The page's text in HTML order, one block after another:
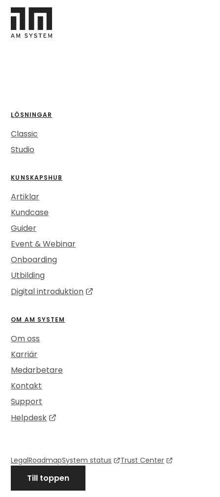
LÖSNINGAR
Classic
Studio
KUNSKAPSHUB
Artiklar
Kundcase
Guider
Event & Webinar
Onboarding
Utbilding
Digital introduktion
OM AM SYSTEM
Om oss
Karriär
Medarbetare
Kontakt
Support
Helpdesk
LegalRoadmapSystem status Trust Center
Till toppen